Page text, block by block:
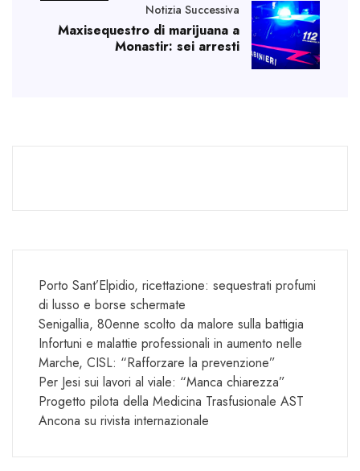
Notizia Successiva
Maxisequestro di marijuana a
Monastir: sei arresti
Porto Sant’Elpidio, ricettazione: sequestrati profumi
di lusso e borse schermate
Senigallia, 80enne scolto da malore sulla battigia
Infortuni e malattie professionali in aumento nelle
Marche, CISL: “Rafforzare la prevenzione”
Per Jesi sui lavori al viale: “Manca chiarezza”
Progetto pilota della Medicina Trasfusionale AST
Ancona su rivista internazionale